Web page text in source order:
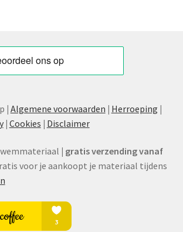
| Algemene voorwaarden | Herroeping |
| Cookies | Disclaimer
| gratis verzending vanaf
voor je aankoopt je materiaal tijdens